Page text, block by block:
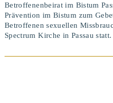
Betroffenenbeirat im Bistum
Prävention im Bistum zum
Betroffenen sexuellen
Spectrum Kirche in Passau